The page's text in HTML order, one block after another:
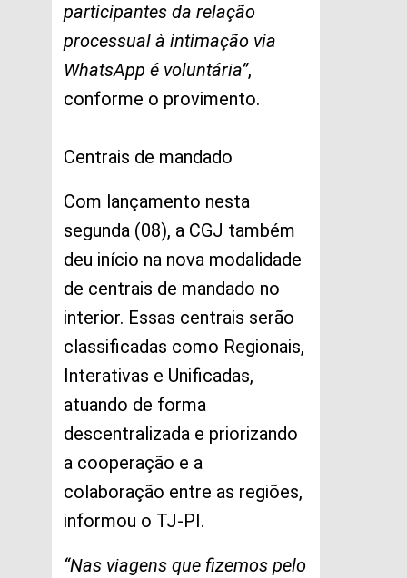
participantes da relação
processual à intimação via
WhatsApp é voluntária”,
conforme o provimento.
Centrais de mandado
Com lançamento nesta
segunda (08), a CGJ também
deu início na nova modalidade
de centrais de mandado no
interior. Essas centrais serão
classificadas como Regionais,
Interativas e Unificadas,
atuando de forma
descentralizada e priorizando
a cooperação e a
colaboração entre as regiões,
informou o TJ-PI.
“Nas viagens que fizemos pelo